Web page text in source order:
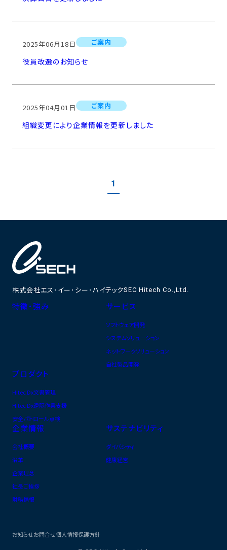
2025年06月18日 ご案内
役員改選のお知らせ
2025年04月01日 ご案内
組織変更により企業情報を更新しました
1
株式会社エス･イー･シー･ハイテックSEC Hitech Co.,Ltd.
特徴・強み サービス
ソフトウェア開発
システムソリューション
ネットワークソリューション
自社製品開発
プロダクト
Hitec Dx文書管理
Hitec Dx遠隔作業支援
安全パトロール点検
企業情報
会社概要
沿革
企業理念
社長ご挨拶
財務情報
サステナビリティ
ダイバシティ
健康経営
お知らせお問合せ個人情報保護方針